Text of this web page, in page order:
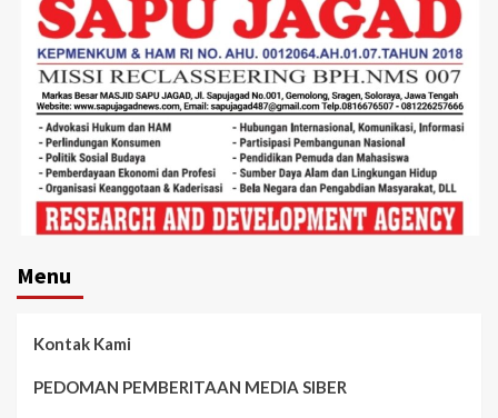
Menu
Kontak Kami
PEDOMAN PEMBERITAAN MEDIA SIBER